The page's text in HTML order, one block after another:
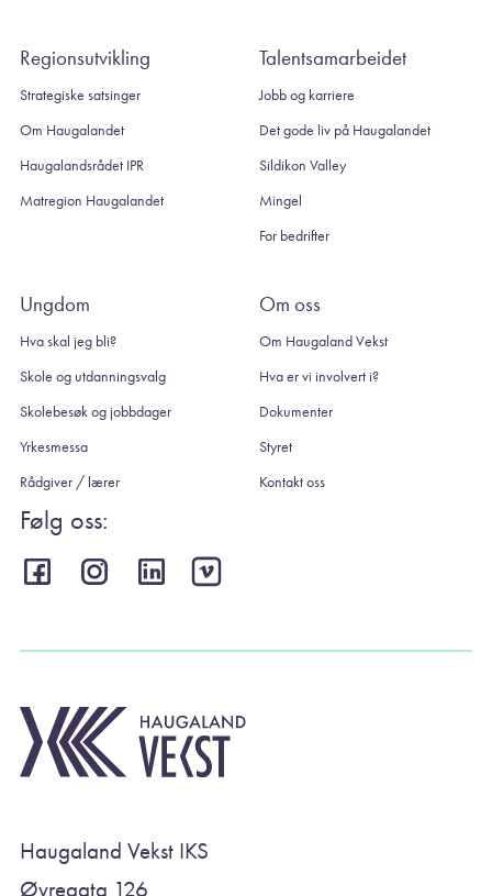
Regionsutvikling
Strategiske satsinger
Om Haugalandet
Haugalandsrådet IPR
Matregion Haugalandet
Talentsamarbeidet
Jobb og karriere
Det gode liv på Haugalandet
Sildikon Valley
Mingel
For bedrifter
Ungdom
Hva skal jeg bli?
Skole og utdanningsvalg
Skolebesøk og jobbdager
Yrkesmessa
Rådgiver / lærer
Om oss
Om Haugaland Vekst
Hva er vi involvert i?
Dokumenter
Styret
Kontakt oss
Følg oss:
Haugaland Vekst IKS
Øvregata 126